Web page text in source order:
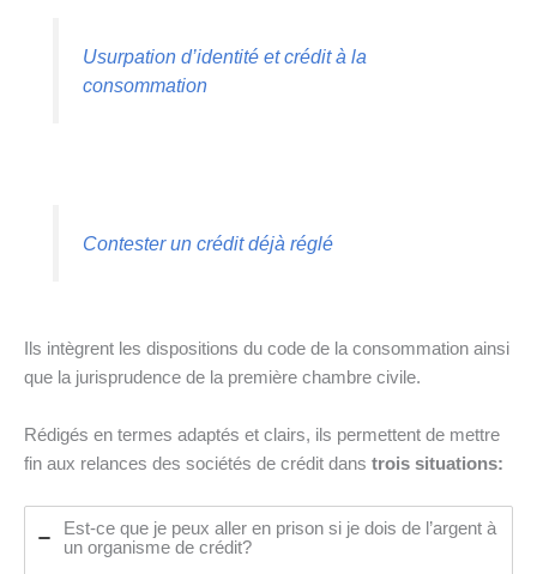
Usurpation d’identité et crédit à la
consommation
Contester un crédit déjà réglé
Ils intègrent les dispositions du code de la consommation ainsi
que la jurisprudence de la première chambre civile.
Rédigés en termes adaptés et clairs, ils permettent de mettre
fin aux relances des sociétés de crédit dans trois situations:
Est-ce que je peux aller en prison si je dois de l’argent à
un organisme de crédit?